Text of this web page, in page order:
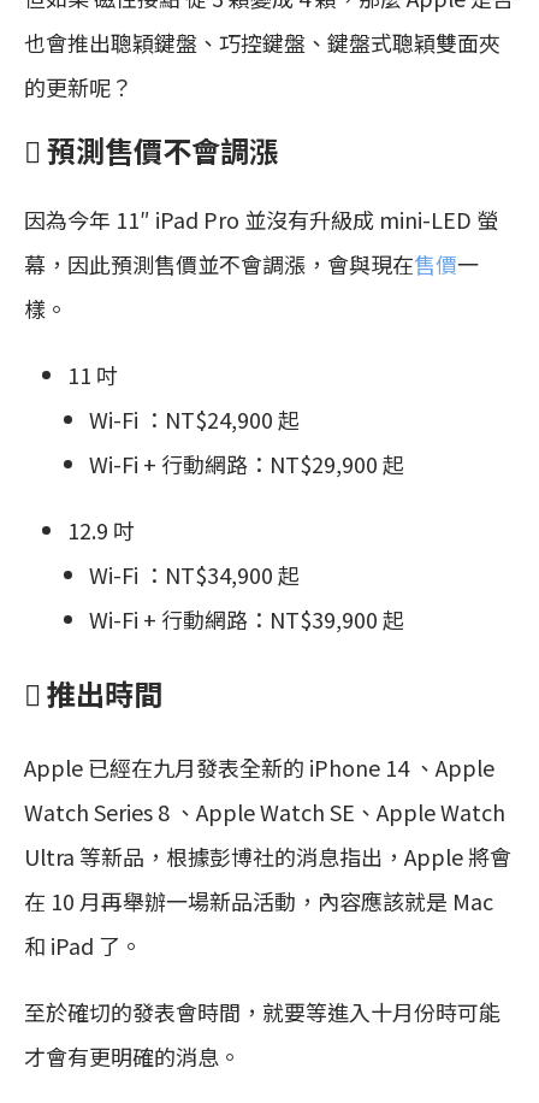
也會推出聰穎鍵盤、巧控鍵盤、鍵盤式聰穎雙面夾
的更新呢？
 預測售價不會調漲
因為今年 11″ iPad Pro 並沒有升級成 mini-LED 螢
幕，因此預測售價並不會調漲，會與現在售價一
樣。
11 吋
Wi-Fi ：NT$24,900 起
Wi-Fi + 行動網路：NT$29,900 起
12.9 吋
Wi-Fi ：NT$34,900 起
Wi-Fi + 行動網路：NT$39,900 起
 推出時間
Apple 已經在九月發表全新的 iPhone 14 、Apple
Watch Series 8 、Apple Watch SE、Apple Watch
Ultra 等新品，根據彭博社的消息指出，Apple 將會
在 10 月再舉辦一場新品活動，內容應該就是 Mac
和 iPad 了。
至於確切的發表會時間，就要等進入十月份時可能
才會有更明確的消息。